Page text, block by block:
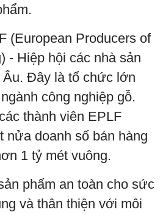
(European Producers of
- Hiệp hội các nhà sản
Âu. Đây là tổ chức lớn
công nghiệp gỗ.
thành viên EPLF
nửa doanh số bán hàng
1 tỷ mét vuông.
phẩm an toàn cho sức
và thân thiện với môi